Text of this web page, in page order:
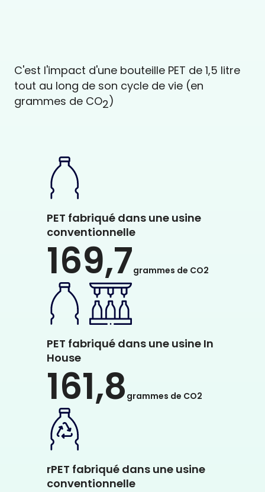
C'est l'impact d'une bouteille PET de 1,5 litre
PET fabriqué dans une usine
conventionnelle
169,7
PET fabriqué dans une usine In
House
161,8